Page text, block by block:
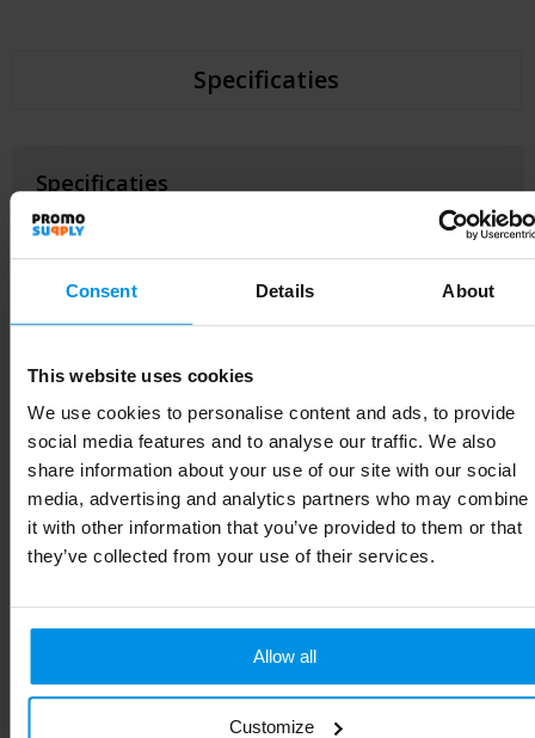
Consent Details About
This website uses cookies
We use cookies to personalise content and ads, to provide
social media features and to analyse our traffic. We also
share information about your use of our site with our social
media, advertising and analytics partners who may combine
it with other information that you’ve provided to them or that
they’ve collected from your use of their services.
Allow all
Customize
Specificaties
Specificaties
Artikelnummer
Merk XD Xclusive
Materiaal Gerecycled katoen, rPET
EAN-code 8714612189986
Kleur zwart
26 x 18.5 x 12 cm
18.5 cm
Lengte 26 cm